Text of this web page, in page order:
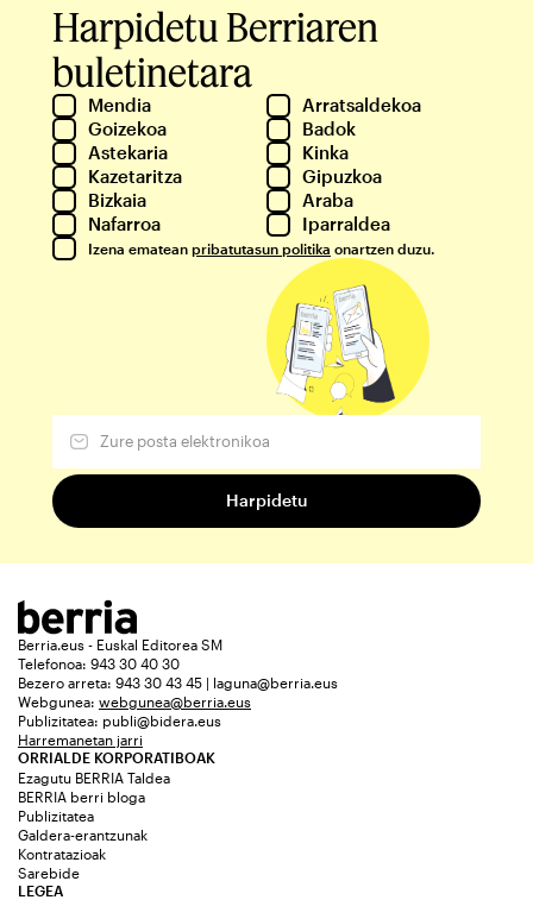
Harpidetu Berriaren
buletinetara
Mendia
Arratsaldekoa
Goizekoa
Badok
Astekaria
Kinka
Kazetaritza
Gipuzkoa
Bizkaia
Araba
Nafarroa
Iparraldea
Izena ematean pribatutasun politika onartzen duzu.
Berria.eus - Euskal Editorea SM
Telefonoa: 943 30 40 30
Bezero arreta: 943 30 43 45 | laguna@berria.eus
Webgunea: webgunea@berria.eus
Publizitatea: publi@bidera.eus
Harremanetan jarri
ORRIALDE KORPORATIBOAK
Ezagutu BERRIA Taldea
BERRIA berri bloga
Publizitatea
Galdera-erantzunak
Kontratazioak
Sarebide
LEGEA